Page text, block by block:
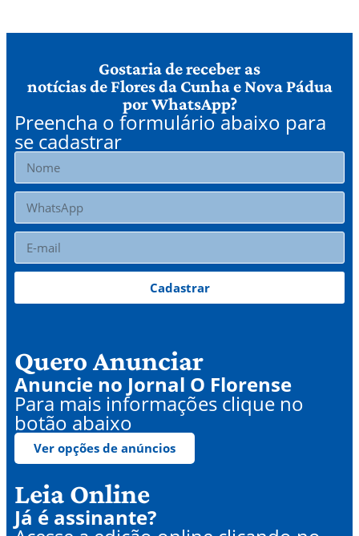
Gostaria de receber as
notícias de Flores da Cunha e Nova Pádua
por WhatsApp?
Preencha o formulário abaixo para
se cadastrar
Cadastrar
Quero Anunciar
Anuncie no Jornal O Florense
Para mais informações clique no
botão abaixo
Ver opções de anúncios
Leia Online
Já é assinante?